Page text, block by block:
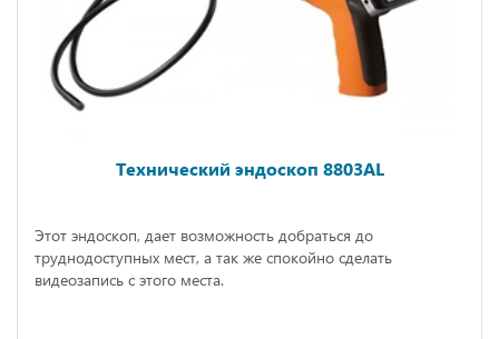
Технический эндоскоп 8803AL
Этот эндоскоп, дает возможность добраться до
труднодоступных мест, а так же спокойно сделать
видеозапись с этого места.